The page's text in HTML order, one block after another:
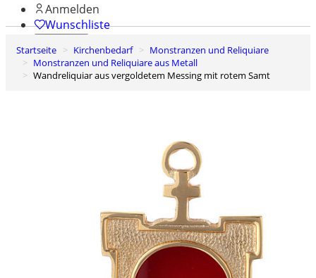
Anmelden
Wunschliste
0
Warenkorb
Startseite Kirchenbedarf
Monstranzen und Reliquiare
Monstranzen und Reliquiare aus Metall
Wandreliquiar aus vergoldetem Messing mit rotem Samt